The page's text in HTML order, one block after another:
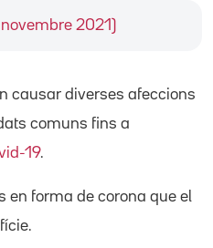
2021)
causar diverses afeccions
comuns fins a
19.
en forma de corona que el